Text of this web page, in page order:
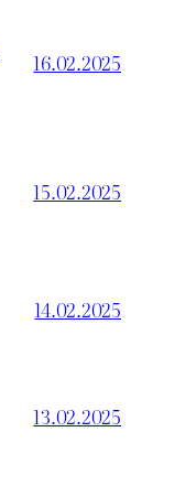
16.02.2025
15.02.2025
14.02.2025
13.02.2025